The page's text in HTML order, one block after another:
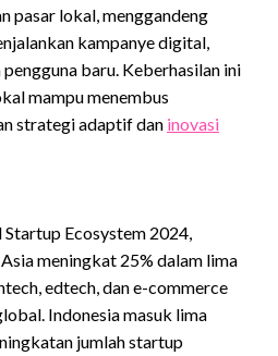
pasar lokal, menggandeng
kampanye digital,
baru. Keberhasilan ini
mampu menembus
strategi adaptif dan inovasi
Ecosystem 2024,
meningkat 25% dalam lima
edtech, dan e-commerce
Indonesia masuk lima
jumlah startup